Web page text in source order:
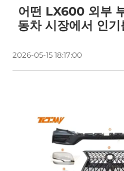
어떤 LX600 외부
동차 시장에서 인
2026-05-15 18:17:00